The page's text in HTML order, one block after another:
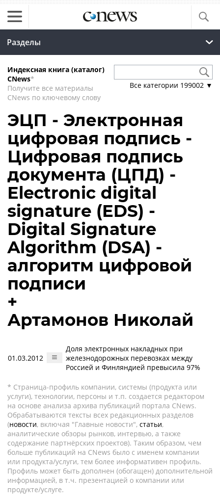
Разделы
Индексная книга (каталог)
CNews*
Получите все материалы
CNews по ключевому слову
Все категории 199002 ▼
ЭЦП - Электронная
цифровая подпись -
Цифровая подпись
документа (ЦПД) -
Electronic digital
signature (EDS) -
Digital Signature
Algorithm (DSA) -
алгоритм цифровой
подписи
+
Артамонов Николай
01.03.2012
Доля электронных накладных при
железнодорожных перевозках между
Россией и Финляндией превысила 97%
* Страница-профиль компании, системы (продукта или
услуги), технологии, персоны и т.п. создается редактором
на основе анализа архива публикаций портала CNews.
Обрабатываются тексты всех редакционных разделов
(новости, включая "Главные новости", статьи,
аналитические обзоры рынков, интервью, а также
содержание партнёрских проектов). Таким образом, чем
больше публикаций на CNews было с именем компании
или продукта/услуги, тем более информативен профиль.
Профиль может быть дополнен (обогащен) дополнительной
информацией, в т.ч. презентацией о компании или
продукте/услуге.